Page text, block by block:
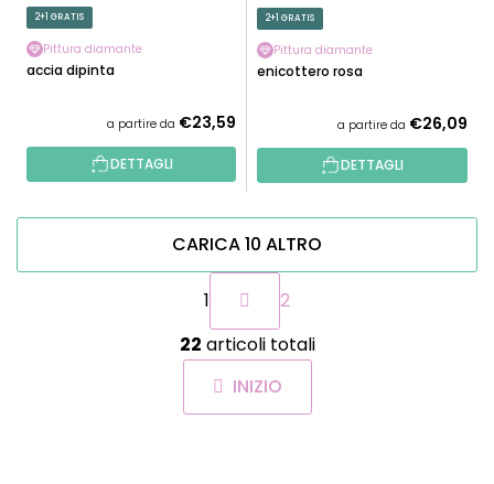
2+1 GRATIS
Pittura diamante
Faccia dipinta
a partire da €23,59
DETTAGLI
2+1 GRATIS
Pittura diamante
Fenicottero rosa
a partire da €26,09
DETTAGLI
C
o
n
t
r
CARICA 10 ALTRO
P
a
g
i
n
a
z
1
2
22 articoli totali
INIZIO